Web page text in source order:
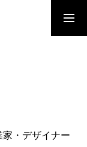
・デザイナー